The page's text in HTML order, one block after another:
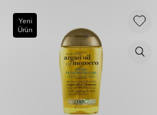
Yeni
Ürün